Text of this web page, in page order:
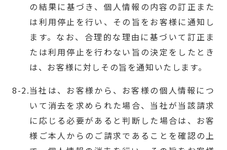
の結果に基づき、個人情報の内容の訂正また
は利用停止を行い、その旨をお客様に通知し
ます。なお、合理的な理由に基づいて訂正ま
たは利用停止を行わない旨の決定をしたとき
は、お客様に対しその旨を通知いたします。
当社は、お客様から、お客様の個人情報につ
いて消去を求められた場合、当社が当該請求
に応じる必要があると判断した場合は、お客
様ご本人からのご請求であることを確認の上